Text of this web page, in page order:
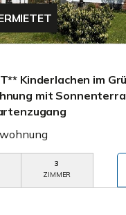
Kinderlachen im
mit
3
ZIMMER